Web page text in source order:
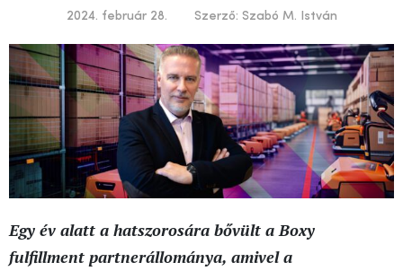
2024. február 28. Szerző: Szabó M. István
Egy év alatt a hatszorosára bővült a Boxy
fulfillment partnerállománya, amivel a